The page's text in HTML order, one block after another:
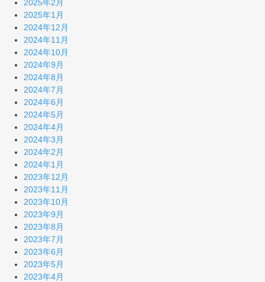
2025年2月
2025年1月
2024年12月
2024年11月
2024年10月
2024年9月
2024年8月
2024年7月
2024年6月
2024年5月
2024年4月
2024年3月
2024年2月
2024年1月
2023年12月
2023年11月
2023年10月
2023年9月
2023年8月
2023年7月
2023年6月
2023年5月
2023年4月